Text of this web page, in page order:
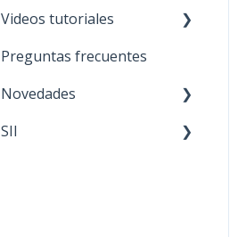
NUEVO 🚀 TiendaNube
Paris
Mercado libre
Videos tutoriales
General
APP móvil
Preguntas frecuentes
Novedades
SII